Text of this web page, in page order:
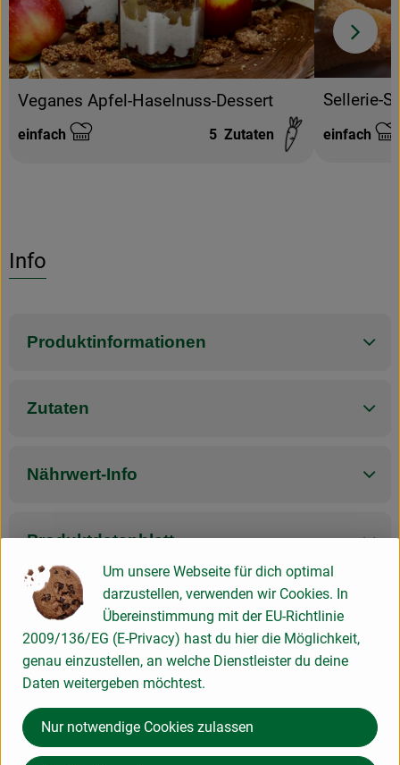
Veganes Apfel-Haselnuss-Dessert
Schwierigkeit:
einfach 5 Zutaten
Sellerie-
einfach
Info
Produktinformationen
Zutaten
Nährwert-Info
Produktdatenblatt
Herkunft
Hersteller: Sojade
Frankreich
Um unsere Webseite für dich optimal
darzustellen, verwenden wir Cookies. In
Übereinstimmung mit der EU-Richtlinie
2009/136/EG (E-Privacy) hast du hier die Möglichkeit,
genau einzustellen, an welche Dienstleister du deine
Daten weitergeben möchtest.
Nur notwendige Cookies zulassen